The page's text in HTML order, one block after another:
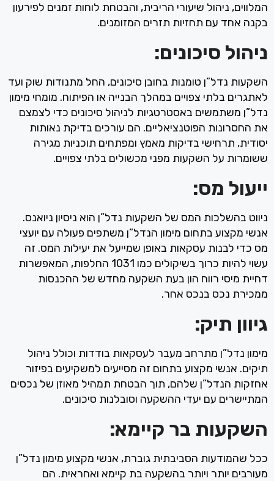
המלווים, ניהול שיעורי הריבית, והבטחת לוחות זמנים לפירעון
בקנה אחד עם תחזיות תזרים המזומנים.
ניהול סיכונים:
השקעות נדל”ן טומנות בחובן סיכונים, החל מתנודות שוק ועד
לאתגרים בלתי צפויים במהלך הבנייה או הפיתוח. מומחי מימון
נדל”ן משתמשים באסטרטגיות לניהול סיכונים כדי לצמצם
את החסרונות הפוטנציאליים. הם עורכים בדיקת נאותות
יסודית, תרחישי בדיקות מאמץ ומפתחים תוכניות מגירה
ששומרות על השקעות מפני מכשולים בלתי צפויים.
ייעול מס:
ניווט בהשלכות המס של השקעות נדל”ן הוא ניסיון ניואנס.
אנשי מקצוע בתחום מימון הנדל”ן משתפים פעולה עם יועצי
מס כדי לבנות עסקאות באופן שמייעל את יעילות המס. זה
עשוי להיות כרוך בשיקולים כמו 1031 החלפות, המאפשרות
דחיית מיסי רווח הון בעת ​​השקעה מחדש של ההכנסות
ממכירת נכס בנכס אחר.
גיוון תיק:
מימון נדל”ן מתרחב מעבר לעסקאות בודדות וכולל ניהול
תיקים. אנשי מקצוע בתחום זה מסייעים למשקיעים בפיזור
אחזקות הנדל”ן שלהם, תוך הבטחת תמהיל מאוזן של נכסים
המתיישרים עם יעדי ההשקעה וסובלנות סיכונים.
השקעות בר קיימא:
ככל שהמודעות הסביבתית גוברת, אנשי מקצוע מימון נדל”ן
מעורבים יותר ויותר בהשקעה בת קיימא ואחראית. הם